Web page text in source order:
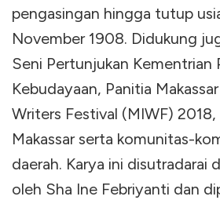
pengasingan hingga tutup
November 1908. Didukung
Seni Pertunjukan Kementrian
Kebudayaan, Panitia
Writers Festival (MIWF)
Makassar serta komunitas-
daerah. Karya ini disutradarai
oleh Sha Ine Febriyanti dan